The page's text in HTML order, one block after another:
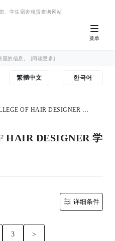
、学生宿舍租赁查询网站
菜单
屋的信息。 [阅读更多]
繁體中文 한국어
OF HAIR DESIGNER 学
HAIR DESIGNER 学
详细条件
3 >